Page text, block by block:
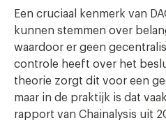
Een cruciaal kenmerk van
kunnen stemmen over
waardoor er geen
controle heeft over het
theorie zorgt dit voor een
maar in de praktijk is dat
rapport van Chainalysis uit